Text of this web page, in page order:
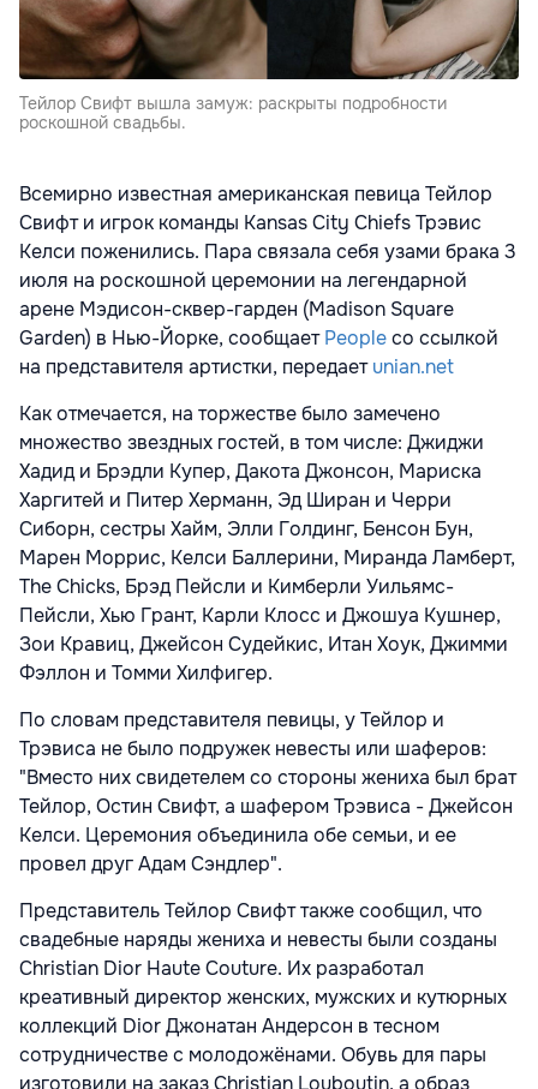
Тейлор Свифт вышла замуж: раскрыты подробности
роскошной свадьбы.
Всемирно известная американская певица Тейлор
Свифт и игрок команды Kansas City Chiefs Трэвис
Келси поженились. Пара связала себя узами брака 3
июля на роскошной церемонии на легендарной
арене Мэдисон-сквер-гарден (Madison Square
Garden) в Нью-Йорке, сообщаетPeopleсо ссылкой
на представителя артистки, передаетunian.net
Как отмечается, на торжестве было замечено
множество звездных гостей, в том числе: Джиджи
Хадид и Брэдли Купер, Дакота Джонсон, Мариска
Харгитей и Питер Херманн, Эд Ширан и Черри
Сиборн, сестры Хайм, Элли Голдинг, Бенсон Бун,
Марен Моррис, Келси Баллерини, Миранда Ламберт,
The Chicks, Брэд Пейсли и Кимберли Уильямс-
Пейсли, Хью Грант, Карли Клосс и Джошуа Кушнер,
Зои Кравиц, Джейсон Судейкис, Итан Хоук, Джимми
Фэллон и Томми Хилфигер.
По словам представителя певицы, у Тейлор и
Трэвиса не было подружек невесты или шаферов:
"Вместо них свидетелем со стороны жениха был брат
Тейлор, Остин Свифт, а шафером Трэвиса - Джейсон
Келси. Церемония объединила обе семьи, и ее
провел друг Адам Сэндлер".
Представитель Тейлор Свифт также сообщил, что
свадебные наряды жениха и невесты были созданы
Christian Dior Haute Couture. Их разработал
креативный директор женских, мужских и кутюрных
коллекций Dior Джонатан Андерсон в тесном
сотрудничестве с молодожёнами. Обувь для пары
изготовили на заказ Christian Louboutin, а образ